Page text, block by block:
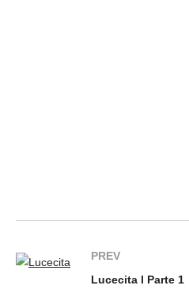
PREV
Lucecita l Parte 1